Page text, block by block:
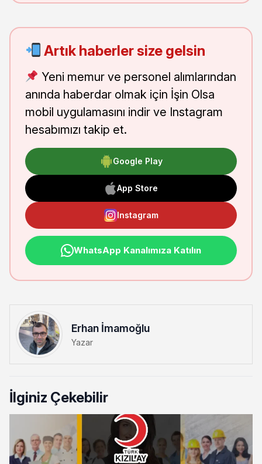
Artık haberler size gelsin
Yeni memur ve personel alımlarından
anında haberdar olmak için İşin Olsa
mobil uygulamasını indir ve Instagram
hesabımızı takip et.
Google Play
App Store
Instagram
WhatsApp Kanalımıza Katılın
Erhan İmamoğlu
Yazar
İlginiz Çekebilir